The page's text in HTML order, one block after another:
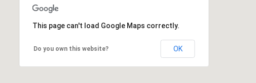
This page can't load Google Maps correctly.
Do you own this website? OK